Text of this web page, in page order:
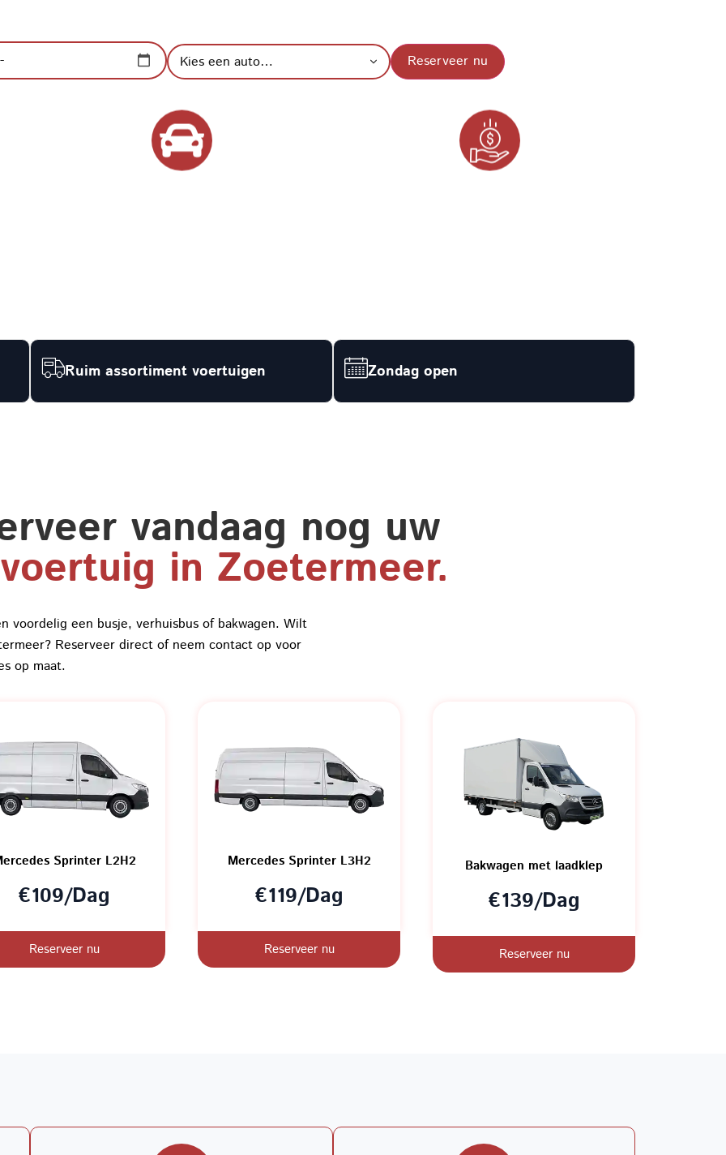
Reserveer nu
Ruim assortiment voertuigen Zondag open
vandaag nog uw
in Zoetermeer.
voordelig een busje, verhuisbus of bakwagen. Wilt
Reserveer direct of neem contact op voor
op maat.
Sprinter L2H2
€109/Dag
Reserveer nu
Mercedes Sprinter L3H2
€119/Dag
Reserveer nu
Bakwagen met laadklep
€139/Dag
Reserveer nu